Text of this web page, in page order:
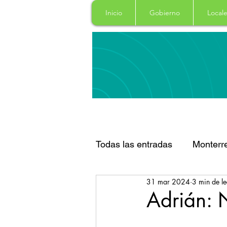
Inicio Gobierno
Todas las entradas
Santa Catarina San
Adrián:
31 mar 2024 3 min de